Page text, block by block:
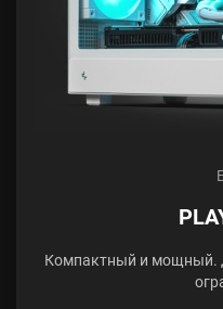
Компактный и мощный.